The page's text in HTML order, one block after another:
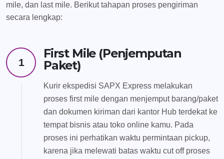
mile, dan last mile. Berikut tahapan proses pengiriman
secara lengkap:
1
First Mile (Penjemputan
Paket)
Kurir ekspedisi SAPX Express melakukan
proses first mile dengan menjemput barang/paket
dan dokumen kiriman dari kantor Hub terdekat ke
tempat bisnis atau toko online kamu. Pada
proses ini perhatikan waktu permintaan pickup,
karena jika melewati batas waktu cut off proses